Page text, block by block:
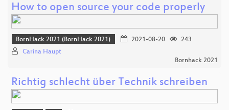
How to open source your code properly
BornHack 2021 (BornHack 2021) 2021-08-20
243
Carina Haupt
Bornhack 2021
Richtig schlecht über Technik schreiben